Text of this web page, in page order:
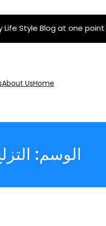
Life Style Blog at one point
Home
About Us
الوسم: